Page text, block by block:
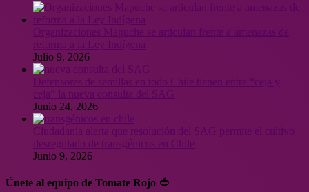
Julio 9, 2026
Junio 24, 2026
Ciudadanía alerta que resolución del SAG permite el cultivo
desregulado de transgénicos en Chile
Junio 9, 2026
Únete al equipo de Tomate Rojo 🍅